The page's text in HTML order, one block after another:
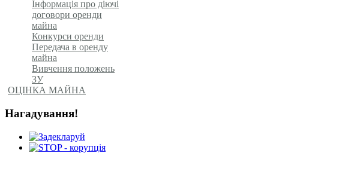
Інформація про діючі
договори оренди
майна
Конкурси оренди
Передача в оренду
майна
Вивчення положень
ЗУ
ОЦІНКА МАЙНА
Нагадування!